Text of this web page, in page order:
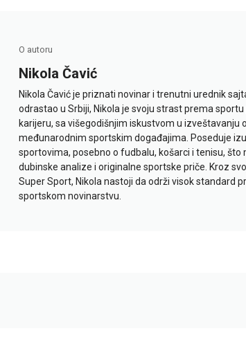
O autoru
Nikola Čavić
Nikola Čavić je priznati novinar i trenutni urednik
odrastao u Srbiji, Nikola je svoju strast prema
karijeru, sa višegodišnjim iskustvom u izveštavanju
međunarodnim sportskim događajima. Poseduje
sportovima, posebno o fudbalu, košarci i tenisu, što
dubinske analize i originalne sportske priče. Kroz
Super Sport, Nikola nastoji da održi visok standard
sportskom novinarstvu.